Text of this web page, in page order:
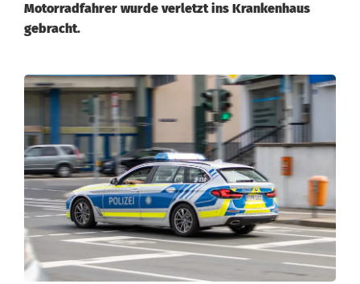
Motorradfahrer wurde verletzt ins Krankenhaus
gebracht.